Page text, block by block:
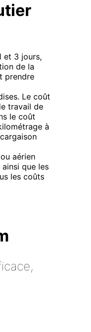
et 3 jours,
de la
prendre
Le coût
travail de
le coût
à
aérien
que les
les coûts